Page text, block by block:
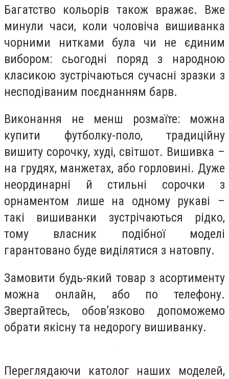
Багатство кольорів також вражає. Вже
минули часи, коли чоловіча вишиванка
чорними нитками була чи не єдиним
вибором: сьогодні поряд з народною
класикою зустрічаються сучасні зразки з
несподіваним поєднанням барв.
Виконання не менш розмаїте: можна
купити футболку-поло, традиційну
вишиту сорочку, худі, світшот. Вишивка –
на грудях, манжетах, або горловині. Дуже
неординарні й стильні сорочки з
орнаментом лише на одному рукаві –
такі вишиванки зустрічаються рідко,
тому власник подібної моделі
гарантовано буде виділятися з натовпу.
Замовити будь-який товар з асортименту
можна онлайн, або по телефону.
Звертайтесь, обов’язково допоможемо
обрати якісну та недорогу вишиванку.
Переглядаючи католог наших моделей,